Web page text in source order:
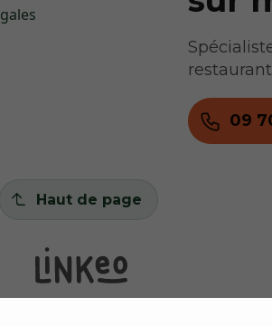
09
Haut de page